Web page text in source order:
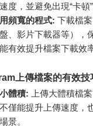
度，並避免出現“卡頓”
頻寬的程式: 下載檔
、影片下載器等），
有效提升檔案下載效
上傳檔案的有效技
體積: 上傳大體積檔
僅能提升上傳速度，
景。